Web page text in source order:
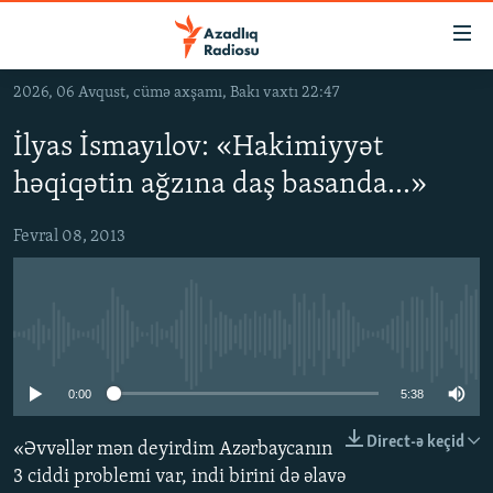
Əsas
qayıt
Əsas
naviqasiyaya
qayıt
Axtarışa
#İZAHLA
KORRUPSIOMETR
#ƏSLINDƏ
MULTIMEDIA
FOTOQALEREYA
RADIO ARXIV
OXU ZALI
HAQQIMIZDA
2026, 06 Avqust, cümə axşamı, Bakı vaxtı 22:47
İlyas İsmayılov: «Hakimiyyət
həqiqətin ağzına daş basanda...»
Fevral 08, 2013
0:00 5:38
Direct-ə keçid
«Əvvəllər mən deyirdim Azərbaycanın
3 ciddi problemi var, indi birini də əlavə